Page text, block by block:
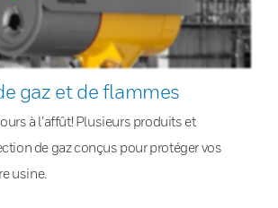
gaz et de flammes
à l’affût! Plusieurs produits et
de gaz conçus pour protéger vos
usine.